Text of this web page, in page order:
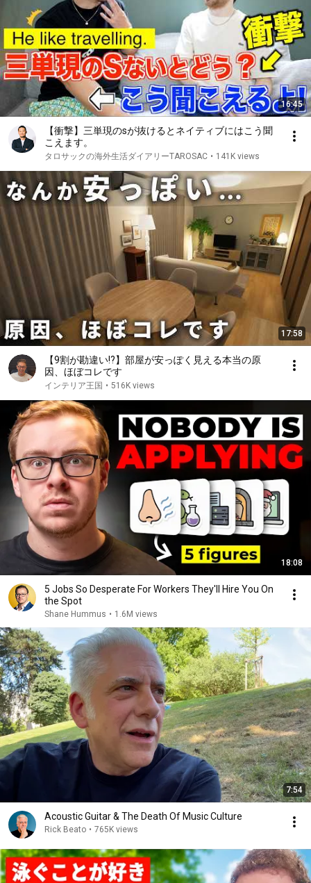
16:45
【衝撃】三単現のsが抜けるとネイティブにはこう聞
こえます。
タロサックの海外生活ダイアリーTAROSAC • 141K views
17:58
【9割が勘違い!?】部屋が安っぽく見える本当の原
因、ほぼコレです
インテリア王国 • 516K views
18:08
5 Jobs So Desperate For Workers They'll Hire You On
the Spot
Shane Hummus • 1.6M views
7:54
Acoustic Guitar & The Death Of Music Culture
Rick Beato • 765K views